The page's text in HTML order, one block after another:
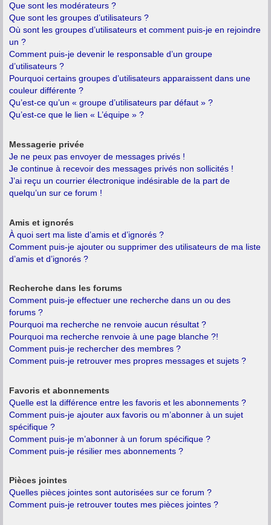
Que sont les modérateurs ?
Que sont les groupes d’utilisateurs ?
Où sont les groupes d’utilisateurs et comment puis-je en rejoindre
un ?
Comment puis-je devenir le responsable d’un groupe
d’utilisateurs ?
Pourquoi certains groupes d’utilisateurs apparaissent dans une
couleur différente ?
Qu’est-ce qu’un « groupe d’utilisateurs par défaut » ?
Qu’est-ce que le lien « L’équipe » ?
Messagerie privée
Je ne peux pas envoyer de messages privés !
Je continue à recevoir des messages privés non sollicités !
J’ai reçu un courrier électronique indésirable de la part de
quelqu’un sur ce forum !
Amis et ignorés
À quoi sert ma liste d’amis et d’ignorés ?
Comment puis-je ajouter ou supprimer des utilisateurs de ma liste
d’amis et d’ignorés ?
Recherche dans les forums
Comment puis-je effectuer une recherche dans un ou des
forums ?
Pourquoi ma recherche ne renvoie aucun résultat ?
Pourquoi ma recherche renvoie à une page blanche ?!
Comment puis-je rechercher des membres ?
Comment puis-je retrouver mes propres messages et sujets ?
Favoris et abonnements
Quelle est la différence entre les favoris et les abonnements ?
Comment puis-je ajouter aux favoris ou m’abonner à un sujet
spécifique ?
Comment puis-je m’abonner à un forum spécifique ?
Comment puis-je résilier mes abonnements ?
Pièces jointes
Quelles pièces jointes sont autorisées sur ce forum ?
Comment puis-je retrouver toutes mes pièces jointes ?